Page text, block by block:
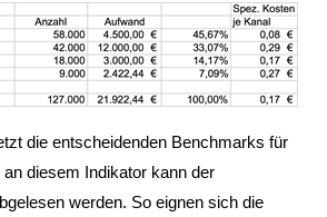
die entscheidenden Benchmarks für
an diesem Indikator kann der
werden. So eignen sich die